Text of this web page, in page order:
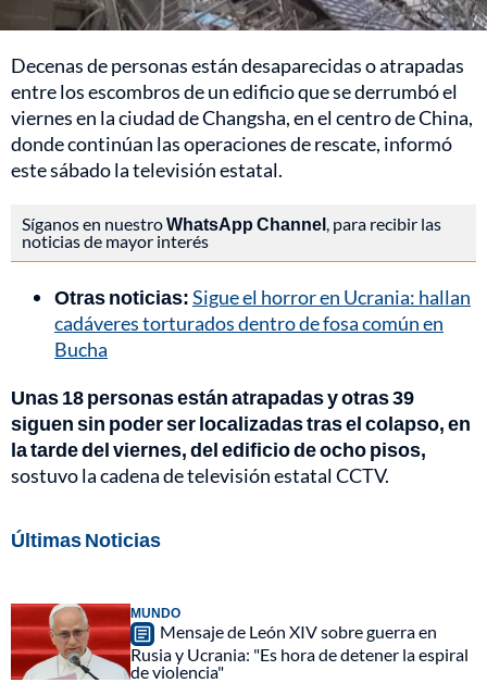
Decenas de personas están desaparecidas o atrapadas
entre los escombros de un edificio que se derrumbó el
viernes en la ciudad de Changsha, en el centro de China,
donde continúan las operaciones de rescate, informó
este sábado la televisión estatal.
Síganos en nuestroWhatsApp Channel , para recibir las
noticias de mayor interés
Otras noticias:Sigue el horror en Ucrania: hallan
cadáveres torturados dentro de fosa común en
Bucha
Unas 18 personas están atrapadas y otras 39
siguen sin poder ser localizadas tras el colapso, en
la tarde del viernes, del edificio de ocho pisos,
sostuvo la cadena de televisión estatal CCTV.
Últimas Noticias
MUNDO
Mensaje de León XIV sobre guerra en
Rusia y Ucrania: "Es hora de detener la espiral
de violencia"